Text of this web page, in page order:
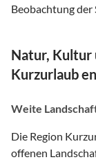
Beobachtung
Natur, Kultur
Kurzurlaub
Weite
Die Region
offenen